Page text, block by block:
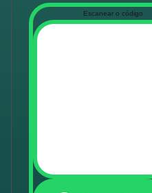
Escanear o código